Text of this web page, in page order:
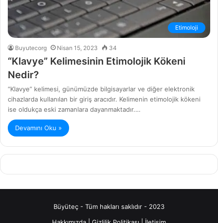
Etimoloji
Buyutecorg Nisan 15, 2023 34
“Klavye” Kelimesinin Etimolojik Kökeni
Nedir?
“Klavye” kelimesi, günümüzde bilgisayarlar ve diğer elektronik
cihazlarda kullanılan bir giriş aracıdır. Kelimenin etimolojik kökeni
ise oldukça eski zamanlara dayanmaktadır.…
Devamını Oku »
Büyüteç - Tüm hakları saklıdır - 2023